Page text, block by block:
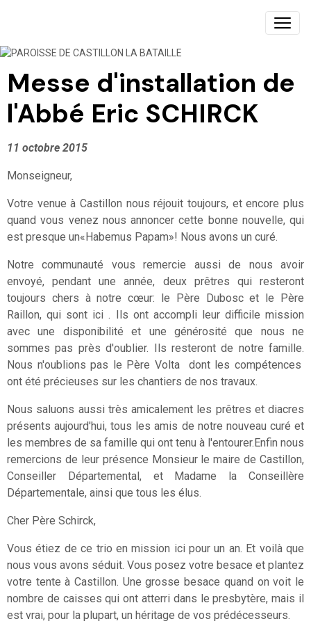
PAROISSE DE CASTILLON LA BATAILLE
Messe d'installation de
l'Abbé Eric SCHIRCK
11 octobre 2015
Monseigneur,
Votre venue à Castillon nous réjouit toujours, et encore plus
quand vous venez nous annoncer cette bonne nouvelle, qui
est presque un«Habemus Papam»! Nous avons un curé.
Notre communauté vous remercie aussi de nous avoir
envoyé, pendant une année, deux prêtres qui resteront
toujours chers à notre cœur: le Père Dubosc et le Père
Raillon, qui sont ici . Ils ont accompli leur difficile mission
avec une disponibilité et une générosité que nous ne
sommes pas près d'oublier. Ils resteront de notre famille.
Nous n'oublions pas le Père Volta dont les compétences
ont été précieuses sur les chantiers de nos travaux.
Nous saluons aussi très amicalement les prêtres et diacres
présents aujourd'hui, tous les amis de notre nouveau curé et
les membres de sa famille qui ont tenu à l'entourer.Enfin nous
remercions de leur présence Monsieur le maire de Castillon,
Conseiller Départemental, et Madame la Conseillère
Départementale, ainsi que tous les élus.
Cher Père Schirck,
Vous étiez de ce trio en mission ici pour un an. Et voilà que
nous vous avons séduit. Vous posez votre besace et plantez
votre tente à Castillon. Une grosse besace quand on voit le
nombre de caisses qui ont atterri dans le presbytère, mais il
est vrai, pour la plupart, un héritage de vos prédécesseurs.